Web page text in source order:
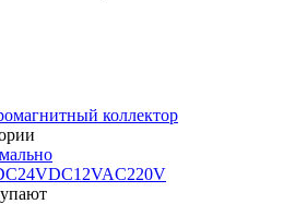
коллектор
DC12VAC220V